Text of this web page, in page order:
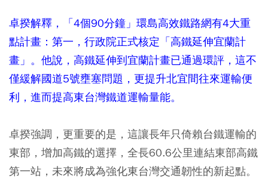
卓揆解釋，「4個90分鐘」環島高效鐵路網有4大重
點計畫：第一，行政院正式核定「高鐵延伸宜蘭計
畫」。他說，高鐵延伸到宜蘭計畫已通過環評，這不
僅緩解國道5號壅塞問題，更提升北宜間往來運輸便
利，進而提高東台灣鐵道運輸量能。
卓揆強調，更重要的是，這讓長年只倚賴台鐵運輸的
東部，增加高鐵的選擇，全長60.6公里連結東部高鐵
第一站，未來將成為強化東台灣交通韌性的新起點。